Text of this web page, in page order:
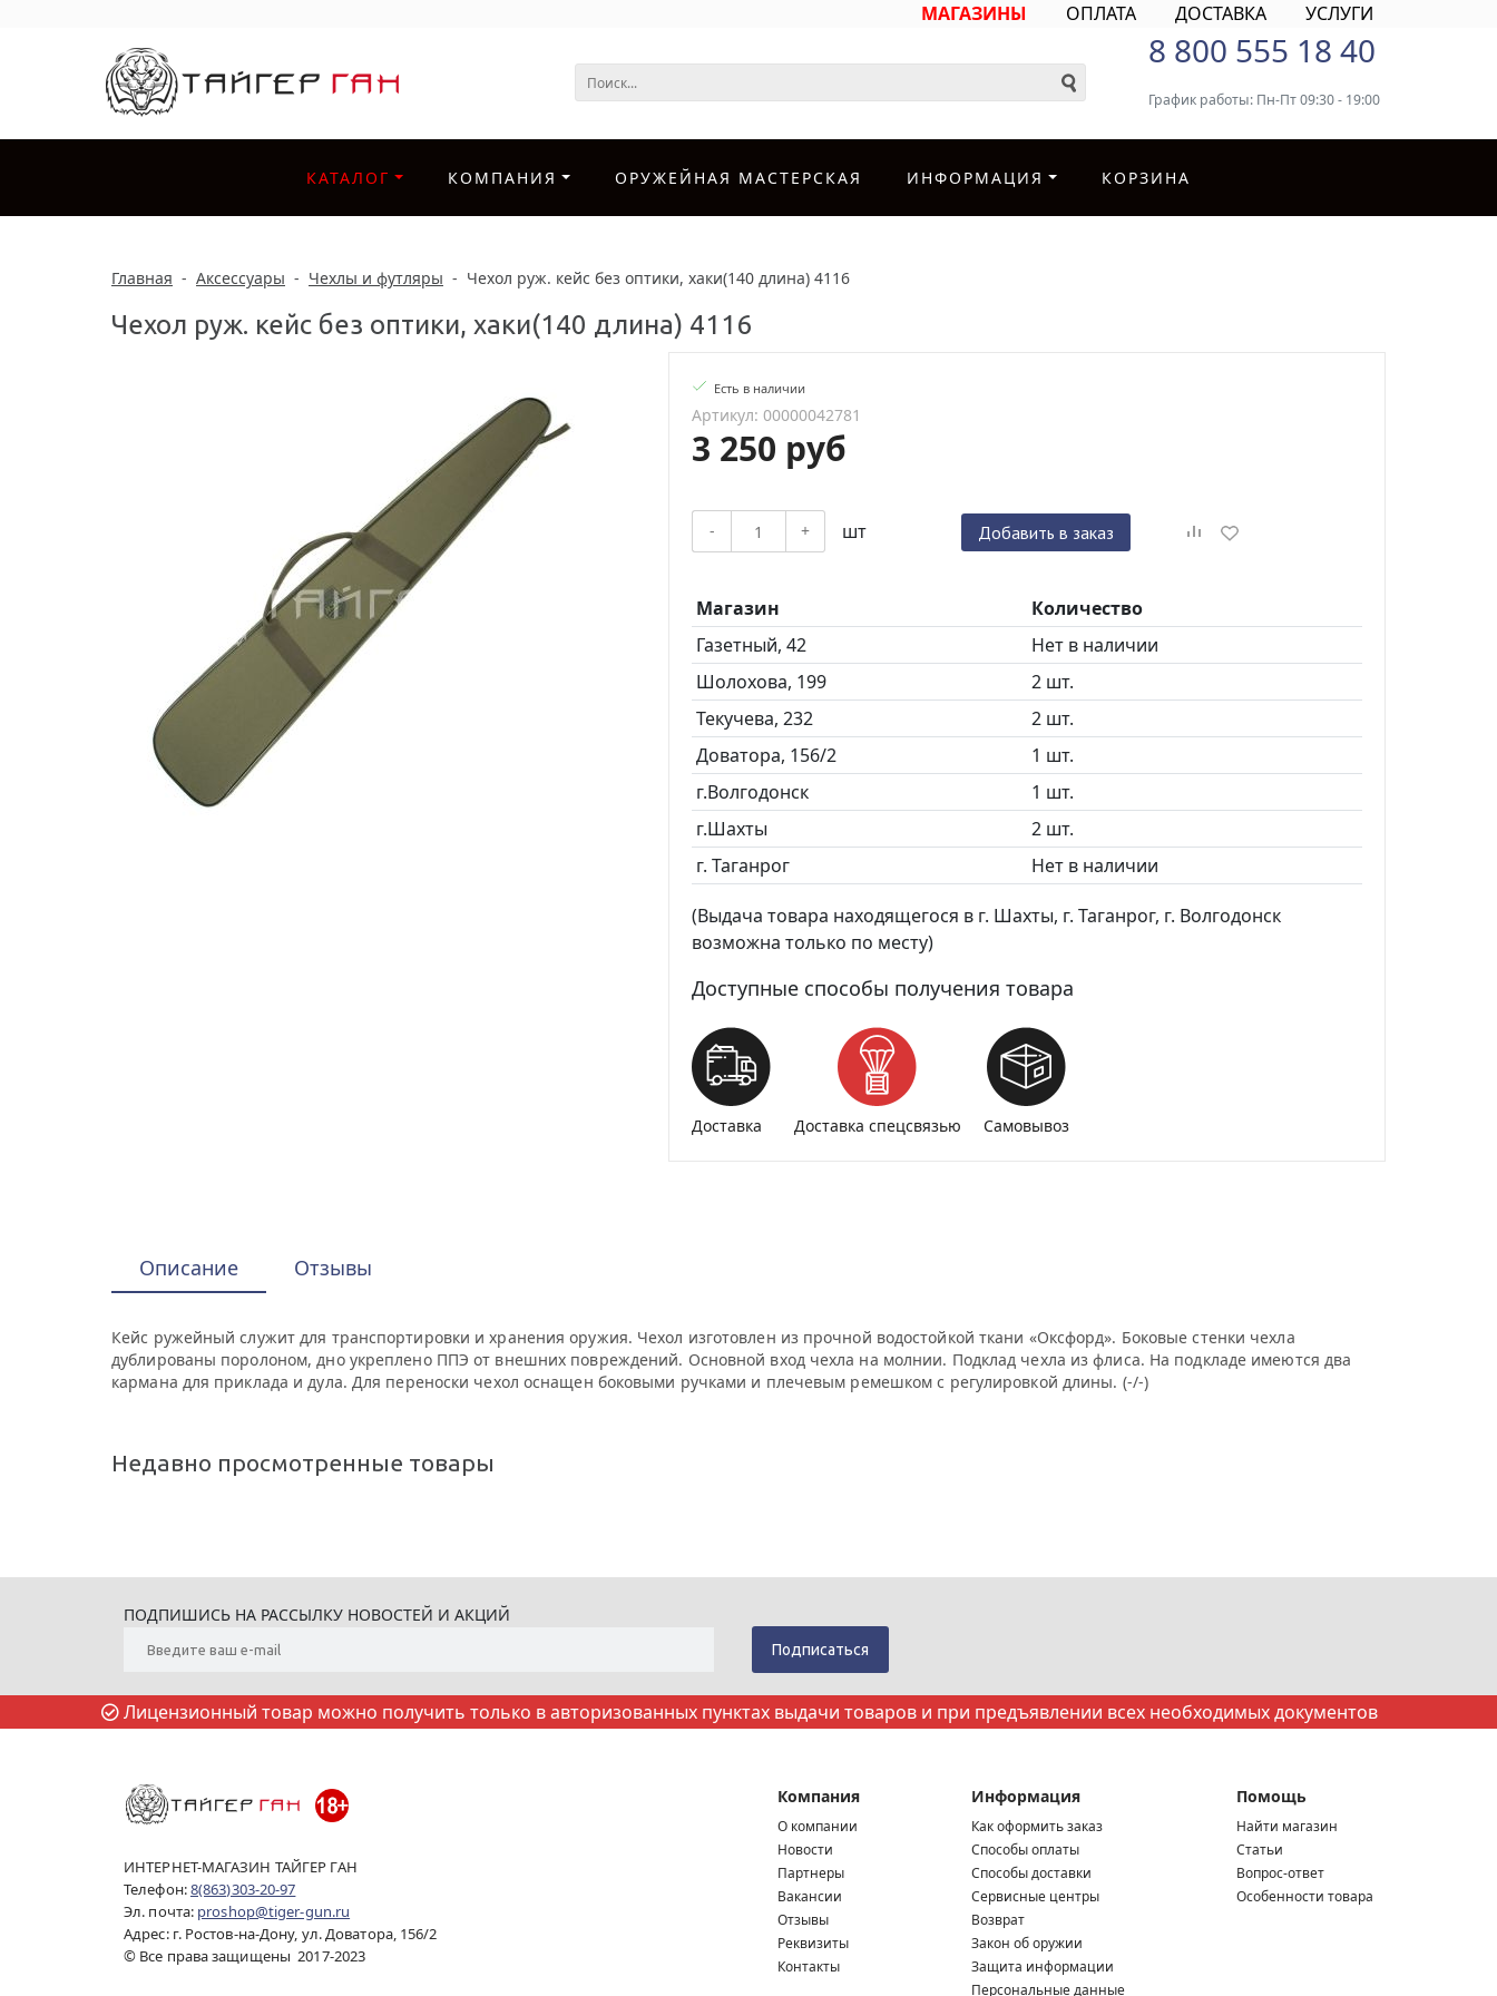
МАГАЗИНЫ ОПЛАТА ДОСТАВКА УСЛУГИ
8 800 555 18 40
График работы: Пн-Пт 09:30 - 19:00
КАТАЛОГ КОМПАНИЯ ОРУЖЕЙНАЯ МАСТЕРСКАЯ ИНФОРМАЦИЯ КОРЗИНА
Главная - Аксессуары - Чехлы и футляры - Чехол руж. кейс без оптики, хаки(140 длина) 4116
Чехол руж. кейс без оптики, хаки(140 длина) 4116
Есть в наличии
Артикул: 00000042781
3 250 руб
- + шт Добавить в заказ
Магазин
Количество
Газетный, 42
Нет в наличии
Шолохова, 199
2 шт.
Текучева, 232
2 шт.
Доватора, 156/2
1 шт.
г.Волгодонск
1 шт.
г.Шахты
2 шт.
г. Таганрог
Нет в наличии
(Выдача товара находящегося в г. Шахты, г. Таганрог, г. Волгодонск
возможна только по месту)
Доступные способы получения товара
Доставка Доставка спецсвязью Самовывоз
Описание Отзывы
Кейс ружейный служит для транспортировки и хранения оружия. Чехол изготовлен из прочной водостойкой ткани «Оксфорд». Боковые стенки чехла
дублированы поролоном, дно укреплено ППЭ от внешних повреждений. Основной вход чехла на молнии. Подклад чехла из флиса. На подкладе имеются два
кармана для приклада и дула. Для переноски чехол оснащен боковыми ручками и плечевым ремешком с регулировкой длины. (-/-)
Недавно просмотренные товары
ПОДПИШИСЬ НА РАССЫЛКУ НОВОСТЕЙ И АКЦИЙ
Лицензионный товар можно получить только в авторизованных пунктах выдачи товаров и при предъявлении всех необходимых документов
ИНТЕРНЕТ-МАГАЗИН ТАЙГЕР ГАН
Телефон:8(863)303-20-97
Эл. почта: proshop@tiger-gun.ru
Адрес: г. Ростов-на-Дону, ул. Доватора, 156/2
© Все права защищены 2017-2023
Компания
О компании
Новости
Партнеры
Вакансии
Отзывы
Реквизиты
Контакты
Информация
Как оформить заказ
Способы оплаты
Способы доставки
Сервисные центры
Возврат
Закон об оружии
Защита информации
Персональные данные
Помощь
Найти магазин
Статьи
Вопрос-ответ
Особенности товара